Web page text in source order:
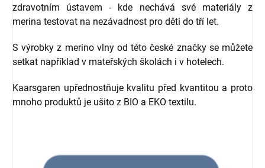
zdravotním ústavem - kde nechává své materiály z
merina testovat na nezávadnost pro děti do tří let.
S výrobky z merino vlny od této české značky se můžete
setkat například v mateřských školách i v hotelech.
Kaarsgaren upřednostňuje kvalitu před kvantitou a proto
mnoho produktů je ušito z BIO a EKO textilu.